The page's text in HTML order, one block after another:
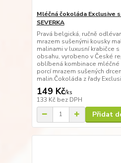
Mléčná čokoláda Exclusive
SEVERKA
Pravá belgická, ručně
mrazem sušenými kousky
malinami v luxusní krabičce
obsahu, vyrobeno v České
oblíbená kombinace
porcí mrazem sušených
malin.Čokoláda z řady
149 Kč/ks
133 Kč bez DPH
Přidat